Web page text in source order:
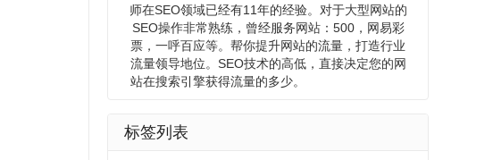
师在SEO领域已经有11年的经验。对于大型网站的
SEO操作非常熟练，曾经服务网站：500，网易彩
票，一呼百应等。帮你提升网站的流量，打造行业
流量领导地位。SEO技术的高低，直接决定您的网
站在搜索引擎获得流量的多少。
标签列表